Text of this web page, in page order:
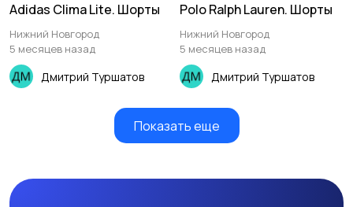
Adidas Clima Lite. Шорты
Нижний Новгород
5 месяцев назад
Дмитрий Туршатов
Polo Ralph Lauren. Шорты
Нижний Новгород
5 месяцев назад
Дмитрий Туршатов
Показать еще